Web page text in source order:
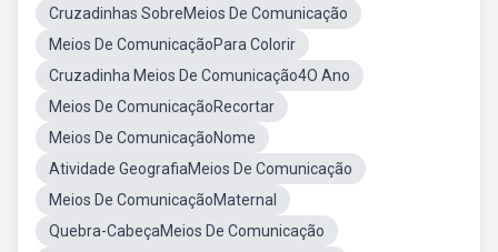
Cruzadinhas SobreMeios De Comunicação
Meios De ComunicaçãoPara Colorir
Cruzadinha Meios De Comunicação4O Ano
Meios De ComunicaçãoRecortar
Meios De ComunicaçãoNome
Atividade GeografiaMeios De Comunicação
Meios De ComunicaçãoMaternal
Quebra-CabeçaMeios De Comunicação